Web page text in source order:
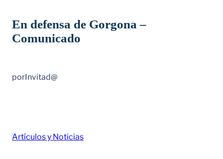
En defensa de Gorgona –
Comunicado
porInvitad@
Artículos y Noticias